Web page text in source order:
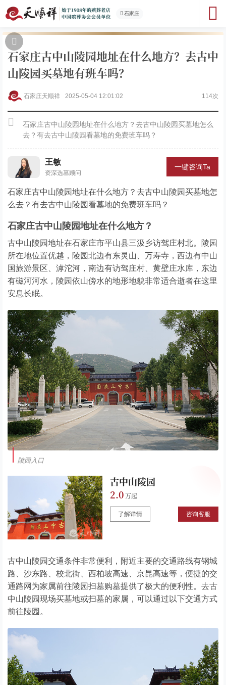
石家庄
石家庄古中山陵园地址在什么地方？去古中
山陵园买墓地有班车吗？
石家庄天顺祥 2025-05-04 12:01:02 114次
石家庄古中山陵园地址在什么地方？去古中山陵园买墓地怎么
去？有去古中山陵园看墓地的免费班车吗？
王敏
资深选墓顾问
一键咨询Ta
石家庄古中山陵园地址在什么地方？去古中山陵园买墓地怎
么去？有去古中山陵园看墓地的免费班车吗？
石家庄古中山陵园地址在什么地方？
古中山陵园地址在石家庄市平山县三汲乡访驾庄村北。陵园
所在地位置优越，陵园北边有东灵山、万寿寺，西边有中山
国旅游景区、滹沱河，南边有访驾庄村、黄壁庄水库，东边
有磁河河水，陵园依山傍水的地形地貌非常适合逝者在这里
安息长眠。
陵园入口
古中山陵园
2.0
了解详情 咨询客服
古中山陵园交通条件非常便利，附近主要的交通路线有钢城
路、沙东路、校北街、西柏坡高速、京昆高速等，便捷的交
通路网为家属前往陵园扫墓购墓提供了极大的便利性。去古
中山陵园现场买墓地或扫墓的家属，可以通过以下交通方式
前往陵园。